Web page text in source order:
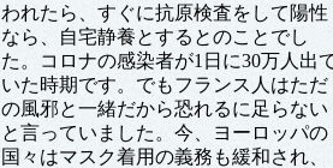
われたら、すぐに抗原検査をして陽性
なら、自宅静養とするとのことでし
た。コロナの感染者が1日に30万人出
いた時期です。でもフランス人はただ
の風邪と一緒だから恐れるに足らない
と言っていました。今、ヨーロッパの
国々はマスク着用の義務も緩和され、